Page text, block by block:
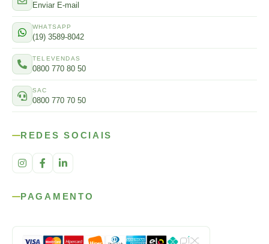
Enviar E-mail
WHATSAPP
(19) 3589-8042
TELEVENDAS
0800 770 80 50
SAC
0800 770 70 50
REDES SOCIAIS
PAGAMENTO